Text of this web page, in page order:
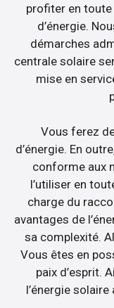
profiter en
d’énergie.
démarches
centrale solaire
mise en
Vous ferez
d’énergie. En
conforme aux
l’utiliser en
charge du
avantages de
sa complexité.
Vous êtes en
paix d’esprit.
l’énergie